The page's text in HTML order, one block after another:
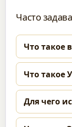
Часто
Что такое
Что такое
Для чего